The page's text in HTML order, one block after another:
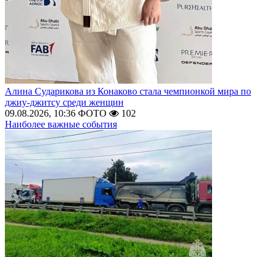
Алина Сударикова из Конаково стала чемпионкой мира по
джиу-джитсу среди женщин
09.08.2026, 10:36 ФОТО
102
Наиболее важные события